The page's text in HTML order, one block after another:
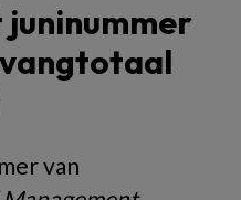
juninummer
van